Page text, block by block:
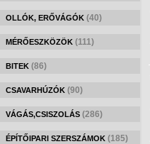
OLLÓK, ERŐVÁGÓK (40)
MÉRŐESZKÖZÖK (111)
BITEK (86)
CSAVARHÚZÓK (90)
VÁGÁS,CSISZOLÁS (286)
ÉPÍTŐIPARI SZERSZÁMOK (185)